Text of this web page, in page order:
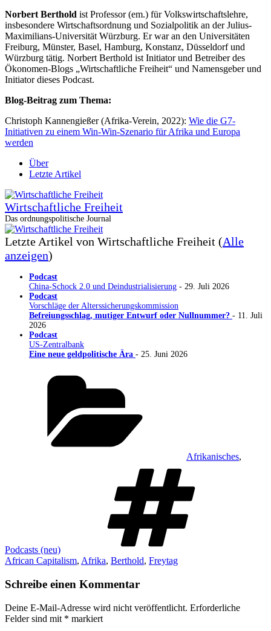
Norbert Berthold ist Professor (em.) für Volkswirtschaftslehre,
insbesondere Wirtschaftsordnung und Sozialpolitik an der Julius-
Maximilians-Universität Würzburg. Er war an den Universitäten
Freiburg, Münster, Basel, Hamburg, Konstanz, Düsseldorf und
Würzburg tätig. Norbert Berthold ist Initiator und Betreiber des
Ökonomen-Blogs „Wirtschaftliche Freiheit“ und Namensgeber und
Initiator dieses Podcast.
Blog-Beitrag zum Thema:
Christoph Kannengießer (Afrika-Verein, 2022): Wie die G7-
Initiativen zu einem Win-Win-Szenario für Afrika und Europa
werden
Über
Letzte Artikel
Wirtschaftliche Freiheit
Das ordnungspolitische Journal
Letzte Artikel von Wirtschaftliche Freiheit (Alle
anzeigen)
Podcast
China-Schock 2.0 und Deindustrialisierung - 29. Juli 2026
Podcast
Vorschläge der Alterssicherungskommission
Befreiungsschlag, mutiger Entwurf oder Nullnummer? - 11. Juli
2026
Podcast
US-Zentralbank
Eine neue geldpolitische Ära - 25. Juni 2026
Afrikanisches,
Podcasts (neu)
African Capitalism, Afrika, Berthold, Freytag
Schreibe einen Kommentar
Deine E-Mail-Adresse wird nicht veröffentlicht. Erforderliche
Felder sind mit * markiert